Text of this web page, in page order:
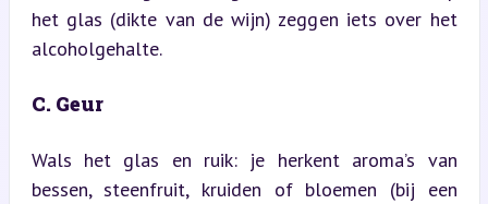
het glas (dikte van de wijn) zeggen iets over het
alcoholgehalte.
C. Geur
Wals het glas en ruik: je herkent aroma’s van
bessen, steenfruit, kruiden of bloemen (bij een